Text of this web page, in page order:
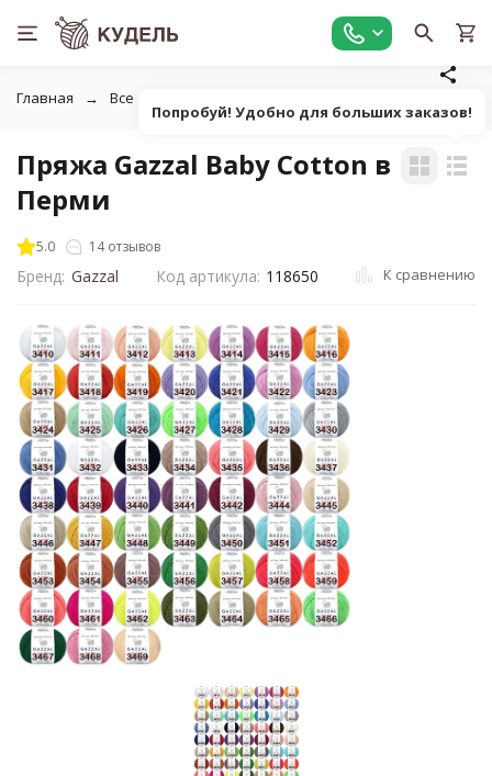
Главная Все для вязания
Пряжа Gazzal Baby Cotton в
Перми
5.0 14 отзывов
Бренд: Gazzal Код артикула: 118650 К сравнению
Попробуй! Удобно для больших заказов!